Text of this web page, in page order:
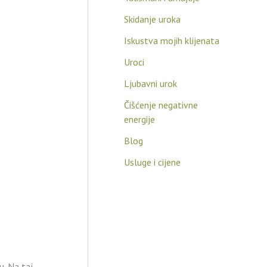
Skidanje uroka
Iskustva mojih klijenata
Uroci
Ljubavni urok
Čišćenje negativne
energije
Blog
Usluge i cijene